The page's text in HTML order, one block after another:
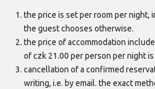
the price is set per room per night,
the guest chooses otherwise.
the price of accommodation
of czk 21.00 per person per night
cancellation of a confirmed
writing, i.e. by email. the exact